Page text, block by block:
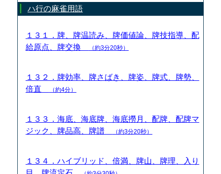
ハ行の麻雀用語
１３１．牌、牌温読み、牌価値論、牌技指導、配
給原点、牌交換
（約3分20秒）
１３２．牌効率、牌さばき、牌姿、牌式、牌勢、
倍直
（約4分）
１３３．海底、海底牌、海底撈月、配牌、配牌マ
ジック、牌品高、牌譜
（約3分20秒）
１３４．ハイブリッド、倍満、牌山、牌理、入り